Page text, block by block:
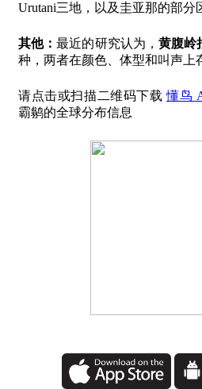
Urutani三地，以及圭亚那的部分
其他：最近的研究认为， 黄腹岭
种，两者在颜色、体型和叫声上
请点击或扫描二维码下载懂鸟
霸鹟的全球分布信息